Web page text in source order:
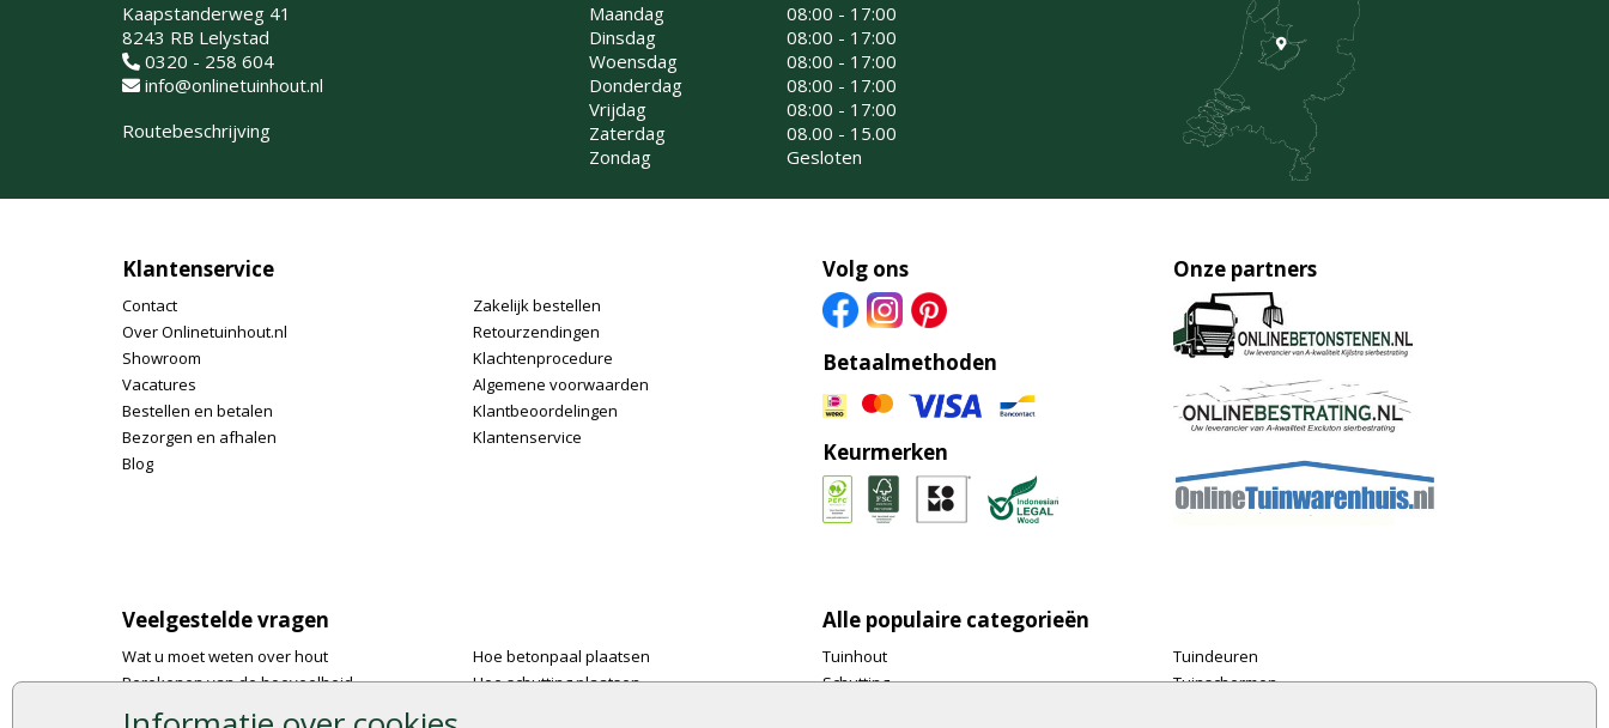
Kaapstanderweg 41
8243 RB Lelystad
0320 - 258 604
info@onlinetuinhout.nl
Routebeschrijving
Maandag
08:00 - 17:00
Dinsdag
08:00 - 17:00
Woensdag
08:00 - 17:00
Donderdag
08:00 - 17:00
Vrijdag
08:00 - 17:00
Zaterdag
08.00 - 15.00
Zondag
Gesloten
Klantenservice
Contact
Over Onlinetuinhout.nl
Showroom
Vacatures
Bestellen en betalen
Bezorgen en afhalen
Blog
Zakelijk bestellen
Retourzendingen
Klachtenprocedure
Algemene voorwaarden
Klantbeoordelingen
Klantenservice
Volg ons
Betaalmethoden
Keurmerken
Onze partners
Veelgestelde vragen
Wat u moet weten over hout
Berekenen van de hoeveelheid
Foto's en voorbeelden
Hoe betonpaal plaatsen
Hoe schutting plaatsen
Alle populaire categorieën
Tuinhout
Schutting
Tuindeuren
Tuinschermen